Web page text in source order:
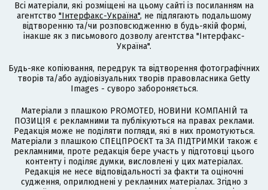
Всі матеріали, які розміщені на цьому сайті із посиланням на
агентство "Інтерфакс-Україна", не підлягають подальшому
відтворенню та/чи розповсюдженню в будь-якій формі,
інакше як з письмового дозволу агентства "Інтерфакс-
Україна".
Будь-яке копіювання, передрук та відтворення фотографічних
творів та/або аудіовізуальних творів правовласника Getty
Images - суворо забороняється.
Матеріали з плашкою PROMOTED, НОВИНИ КОМПАНІЙ та
ПОЗИЦІЯ є рекламними та публікуються на правах реклами.
Редакція може не поділяти погляди, які в них промотуються.
Матеріали з плашкою СПЕЦПРОЄКТ та ЗА ПІДТРИМКИ також є
рекламними, проте редакція бере участь у підготовці цього
контенту і поділяє думки, висловлені у цих матеріалах.
Редакція не несе відповідальності за факти та оціночні
судження, оприлюднені у рекламних матеріалах. Згідно з